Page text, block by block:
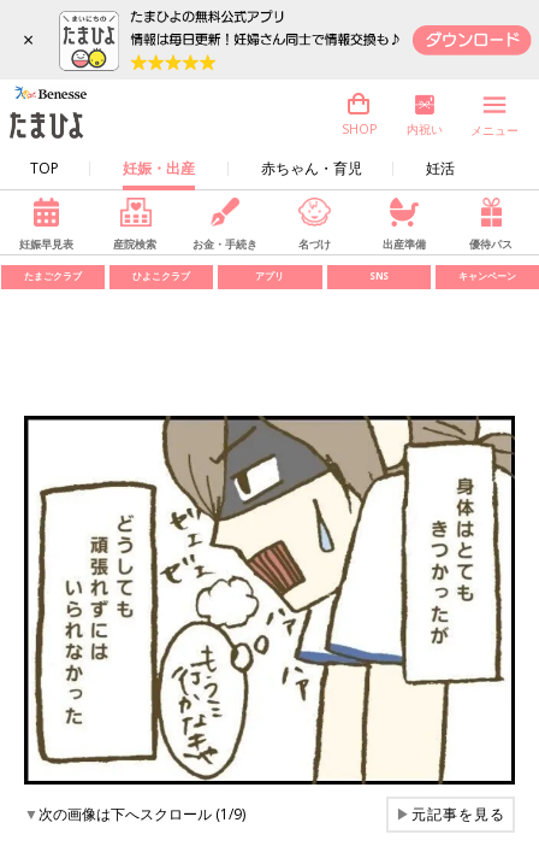
×
TOP 妊娠・出産 赤ちゃん・育児 妊活
SHOP 内祝い メニュー
妊娠早見表 産院検索 お金・手続き 名づけ 出産準備 優待パス
たまごクラブ ひよこクラブ アプリ SNS キャンペーン
▼次の画像は下へスクロール (1/9) ▶元記事を見る